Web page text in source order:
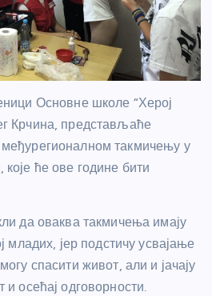
Основне школе “Херој
Крчина, представљаће
такмичењу у
ће ове године бити
да оваква такмичења имају
младих, јер подстичу усвајање
спасити живот, али и јачају
осећај одговорности.